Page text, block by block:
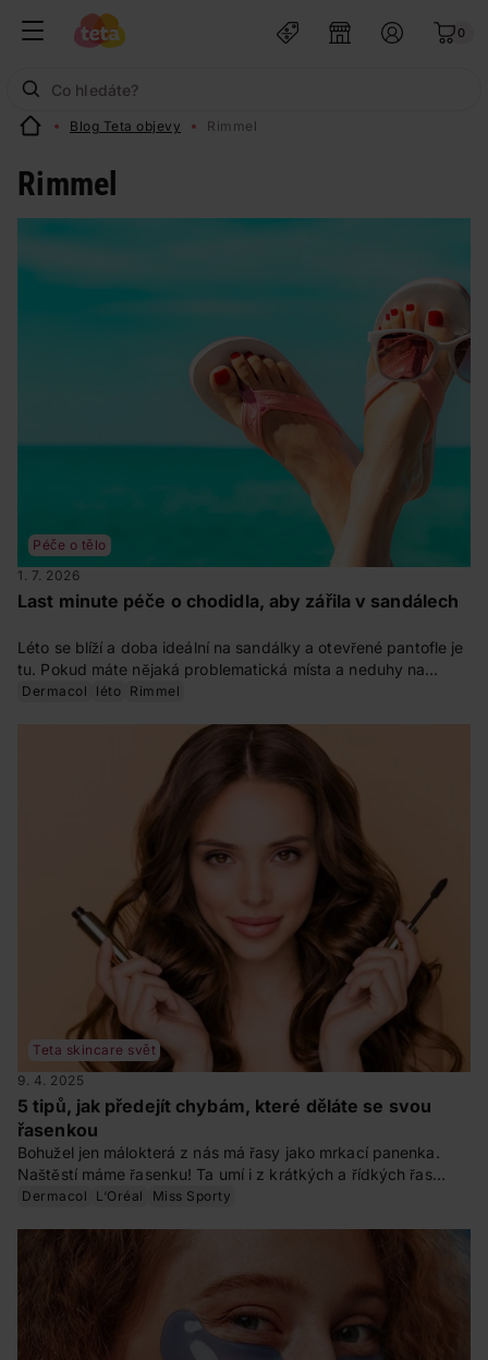
0
Blog Teta objevy Rimmel
Rimmel
Péče o tělo
1. 7. 2026
Last minute péče o chodidla, aby zářila v sandálech
Léto se blíží a doba ideální na sandálky a otevřené pantofle je
tu. Pokud máte nějaká problematická místa a neduhy na
chodidlech, vyřešte je co nejdřív. Zjistěte v našem článku, co
Dermacol léto Rimmel
Teta skincare svět
9. 4. 2025
5 tipů, jak předejít chybám, které děláte se svou
řasenkou
Bohužel jen málokterá z nás má řasy jako mrkací panenka.
Naštěstí máme řasenku! Ta umí i z krátkých a řídkých řas
vykouzlit natočené a husté řasy až do nebe. Vyberte si tu
Dermacol L‘Oréal Miss Sporty